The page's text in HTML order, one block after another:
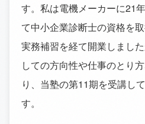
す。私は電機メーカーに21
て中小企業診断士の資格を
実務補習を経て開業しまし
しての方向性や仕事のとり
り、当塾の第11期を受講し
す。